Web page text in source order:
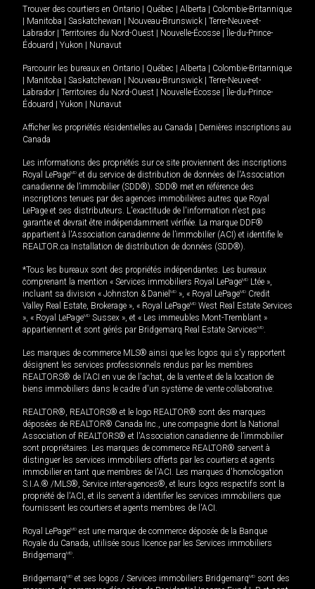
Trouver des courtiers en Ontario Québec Alberta
Colombie-Britannique
Manitoba Saskatchewan Nouveau-Brunswick
Terre-Neuve-et-
Labrador
Territoires du Nord-Ouest Nouvelle-Écosse
Île-du-Prince-
Édouard
Yukon Nunavut
Parcourir les bureaux en Ontario Québec Alberta
Colombie-Britannique
Manitoba Saskatchewan Nouveau-Brunswick
Terre-Neuve-et-
Labrador
Territoires du Nord-Ouest Nouvelle-Écosse
Île-du-Prince-
Édouard
Yukon Nunavut
Afficher les propriétés résidentielles au Canada
Dernières inscriptions au
Canada
Les informations des propriétés sur ce site proviennent des inscriptions
Royal LePageMD et du service de distribution de données de l'Association
canadienne de l’immobilier (SDD®). SDD® met en référence des
inscriptions tenues par des agences immobilières autres que Royal
LePage et ses distributeurs. L'exactitude de l'information n'est pas
garantie et devrait être indépendamment vérifiée. La marque DDF®
appartient à l'Association canadienne de l’immobilier (ACI) et identifie le
REALTOR.ca Installation de distribution de données (SDD®).
*Tous les bureaux sont des propriétés indépendantes. Les bureaux
comprenant la mention « Services immobiliers Royal LePageMD Ltée »,
incluant sa division « Johnston & Daniel MD », « Royal LePageMD Credit
Valley Real Estate, Brokerage », « Royal LePageMD West Real Estate Services
», « Royal LePageMD Sussex », et « Les immeubles Mont-Tremblant »
appartiennent et sont gérés par Bridgemarq Real Estate ServicesMD.
Les marques de commerce MLS® ainsi que les logos qui s'y rapportent
désignent les services professionnels rendus par les membres
REALTORS® de l'ACI en vue de l'achat, de la vente et de la location de
biens immobiliers dans le cadre d'un système de vente collaborative.
REALTOR®, REALTORS® et le logo REALTOR® sont des marques
déposées de REALTOR® Canada Inc., une compagnie dont la National
Association of REALTORS® et l'Association canadienne de l’immobilier
sont propriétaires. Les marques de commerce REALTOR® servent à
distinguer les services immobiliers offerts par les courtiers et agents
immobilier en tant que membres de l'ACI. Les marques d'homologation
S.I.A.® /MLS®, Service inter-agences®, et leurs logos respectifs sont la
propriété de l'ACI, et ils servent à identifier les services immobiliers que
fournissent les courtiers et agents membres de l'ACI.
Royal LePageMD est une marque de commerce déposée de la Banque
Royale du Canada, utilisée sous licence par les Services immobiliers
BridgemarqMD.
BridgemarqMD et ses logos / Services immobiliers BridgemarqMD sont des